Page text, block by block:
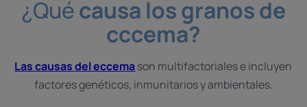
¿Quécausa los granos de
cccema?
Las causas del eccemason multifactoriales e incluyen
factores genéticos, inmunitarios y ambientales.